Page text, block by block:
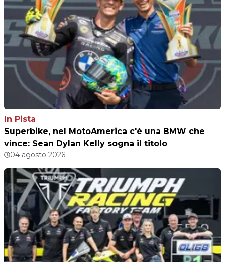
In Pista
Superbike, nel MotoAmerica c'è una BMW che
vince: Sean Dylan Kelly sogna il titolo
04 agosto 2026